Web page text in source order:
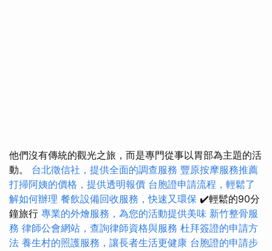
他們沒有傳統的觀光之旅，而是專門從事以胃部為主題的活
動。 台北徵信社，提供全面的調查服務 豐原按摩服務推薦
打掃阿姨的價格，提供透明報價 台胞證申請流程，輕鬆了
解如何辦理 餐飲設備回收服務，快速又環保 ✔️輕鬆的90分
鐘旅行 專業的外燴服務，為您的活動提供美味 新竹整骨服
務 律師公會網站，查詢律師資格與服務 杜拜簽證的申請方
法 養生村的照護服務，讓長者生活更健康 台胞證的申請步